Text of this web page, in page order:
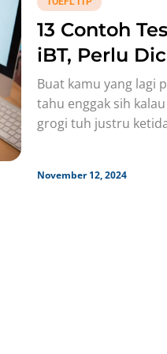
13 Contoh
iBT, Perlu
Pelajari!
Buat kamu yang lagi
tahu enggak sih
grogi tuh justru
November 12, 2024